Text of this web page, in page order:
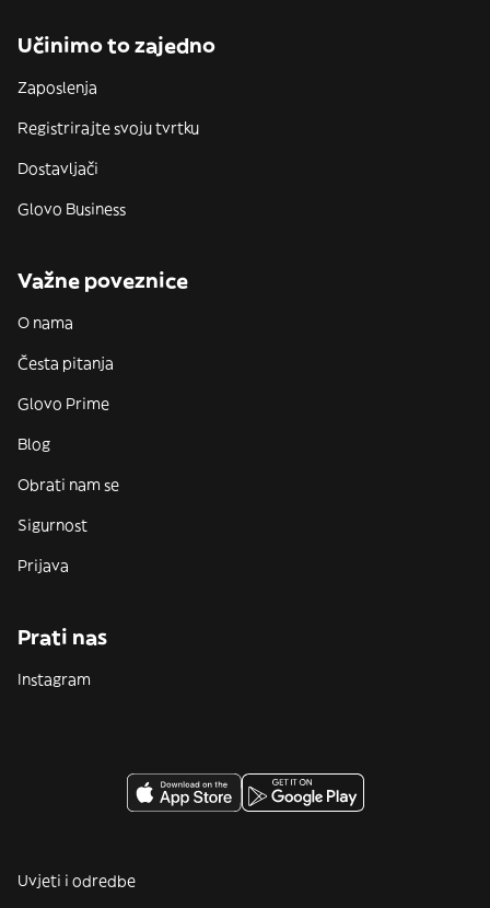
Učinimo to zajedno
Zaposlenja
Registrirajte svoju tvrtku
Dostavljači
Glovo Business
Važne poveznice
O nama
Česta pitanja
Glovo Prime
Blog
Obrati nam se
Sigurnost
Prijava
Prati nas
Instagram
Uvjeti i odredbe